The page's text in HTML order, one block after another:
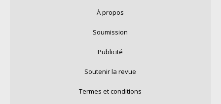
À propos
Soumission
Publicité
Soutenir la revue
Termes et conditions